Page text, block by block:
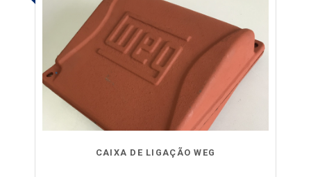
CAIXA DE LIGAÇÃO WEG